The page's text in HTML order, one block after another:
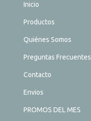
Inicio
Productos
Quiénes Somos
Preguntas Frecuentes
Contacto
Envios
PROMOS DEL MES